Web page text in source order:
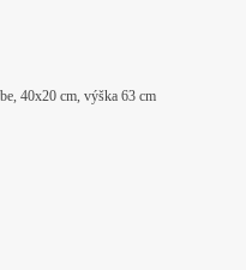
Nástenný, drevený, v prírodnej farbe, 40x20 cm, výška 63 cm